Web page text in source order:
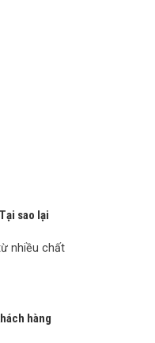
sao lại
nhiều chất
hàng